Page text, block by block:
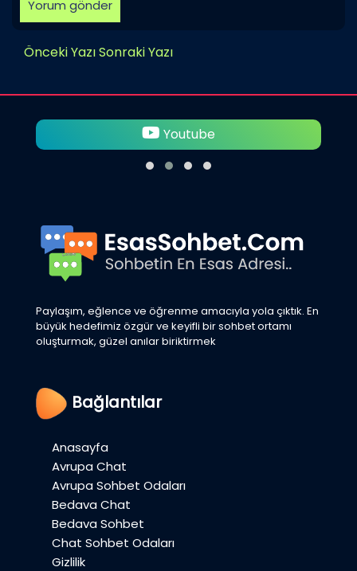
Önceki YazıSonraki Yazı
Youtube
Paylaşım, eğlence ve öğrenme amacıyla yola çıktık. En
büyük hedefimiz özgür ve keyifli bir sohbet ortamı
oluşturmak, güzel anılar biriktirmek
Bağlantılar
Anasayfa
Avrupa Chat
Avrupa Sohbet Odaları
Bedava Chat
Bedava Sohbet
Chat Sohbet Odaları
Gizlilik